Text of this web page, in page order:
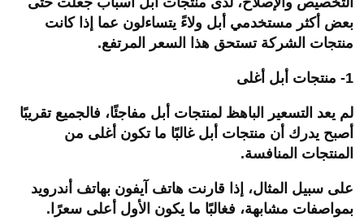
بعض أكثر مستخدمي أبل ولاءً يتساءلون عما إذا كانت
منتجات الشركة تستحق هذا السعر المرتفع.
1- منتجات أبل أغلى
لم يعد التسعير الباهظ لمنتجات أبل مفاجئًا، فالجميع تقريبًا
أصبح يدرك أن منتجات أبل غالبًا ما تكون أغلى من
المنتجات المنافسة.
على سبيل المثال، إذا قارنت هاتف آيفون بهاتف أندرويد
بمواصفات مشابهة، فغالبًا ما يكون الأول أعلى سعرًا.